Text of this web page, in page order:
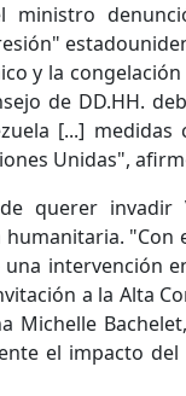
ministro
y la
de DD.HH.
[...] medidas
Unidas",
querer invadir
"Con
intervención
a la Alta
Michelle
el impacto